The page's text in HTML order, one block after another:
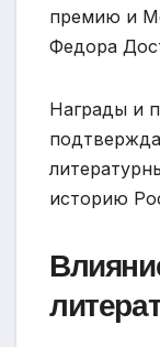
премию и
Федора
Награды и
историю